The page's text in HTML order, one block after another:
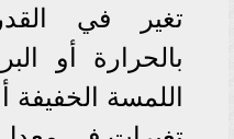
تغير في
بالحرارة أو
اللمسة الخفيفة